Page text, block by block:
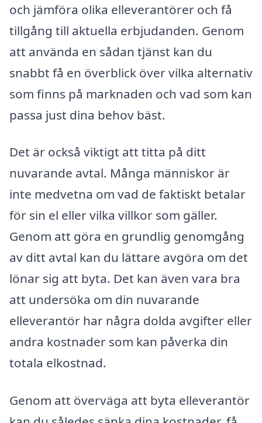
och jämföra olika elleverantörer och få
tillgång till aktuella erbjudanden. Genom
att använda en sådan tjänst kan du
snabbt få en överblick över vilka alternativ
som finns på marknaden och vad som kan
passa just dina behov bäst.
Det är också viktigt att titta på ditt
nuvarande avtal. Många människor är
inte medvetna om vad de faktiskt betalar
för sin el eller vilka villkor som gäller.
Genom att göra en grundlig genomgång
av ditt avtal kan du lättare avgöra om det
lönar sig att byta. Det kan även vara bra
att undersöka om din nuvarande
elleverantör har några dolda avgifter eller
andra kostnader som kan påverka din
totala elkostnad.
Genom att överväga att byta elleverantör